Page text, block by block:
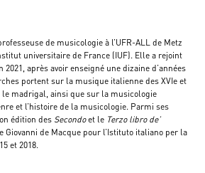
de musicologie à l’UFR-ALL de Metz
universitaire de France (IUF). Elle a rejoint
2021, après avoir enseigné une dizaine d’années
portent sur la musique italienne des XVIe et
le madrigal, ainsi que sur la musicologie
et l’histoire de la musicologie. Parmi ses
édition des Secondoet le Terzo libro de’
Giovanni de Macque pour l’Istituto italiano per la
et 2018.